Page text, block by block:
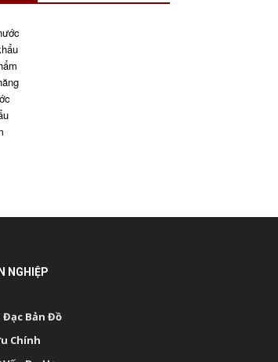
NGHIỆP
Đạc Bản Đồ
Chính